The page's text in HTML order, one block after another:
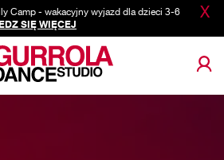
X
Camp - wakacyjny wyjazd dla dzieci 3-6
SIĘ WIĘCEJ